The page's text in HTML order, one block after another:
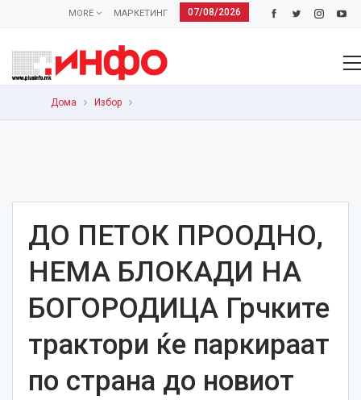
07/08/2026
МАРКЕТИНГ
MORE
Дома Избор
ДО ПЕТОК ПРООДНО,
НЕМА БЛОКАДИ НА
БОГОРОДИЦА Грчките
трактори ќе пaркираат
по страна до новиот